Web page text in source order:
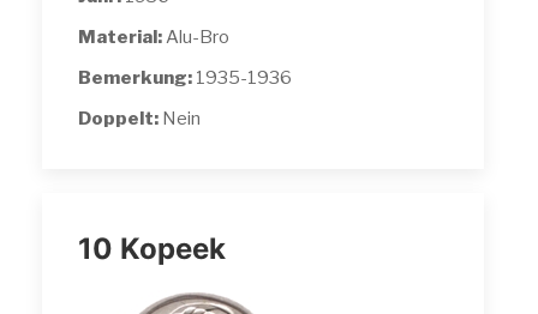
Material:Alu-Bro
Bemerkung: 1935-1936
Doppelt: Nein
10 Kopeek